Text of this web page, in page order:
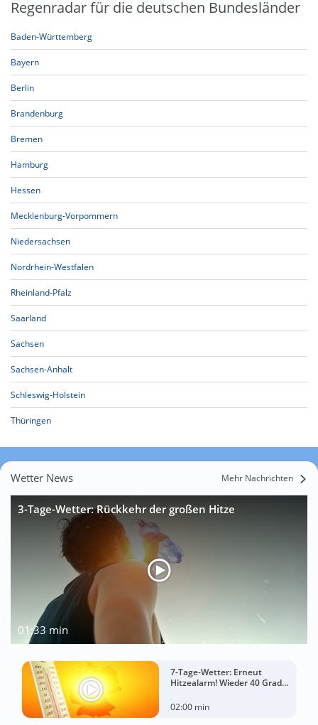
Regenradar für die deutschen Bundesländer
Baden-Württemberg
Bayern
Berlin
Brandenburg
Bremen
Hamburg
Hessen
Mecklenburg-Vorpommern
Niedersachsen
Nordrhein-Westfalen
Rheinland-Pfalz
Saarland
Sachsen
Sachsen-Anhalt
Schleswig-Holstein
Thüringen
Wetter News Mehr Nachrichten
3-Tage-Wetter: Rückkehr der großen Hitze
01:33 min
7-Tage-Wetter: Erneut
Hitzealarm! Wieder 40 Grad
02:00 min